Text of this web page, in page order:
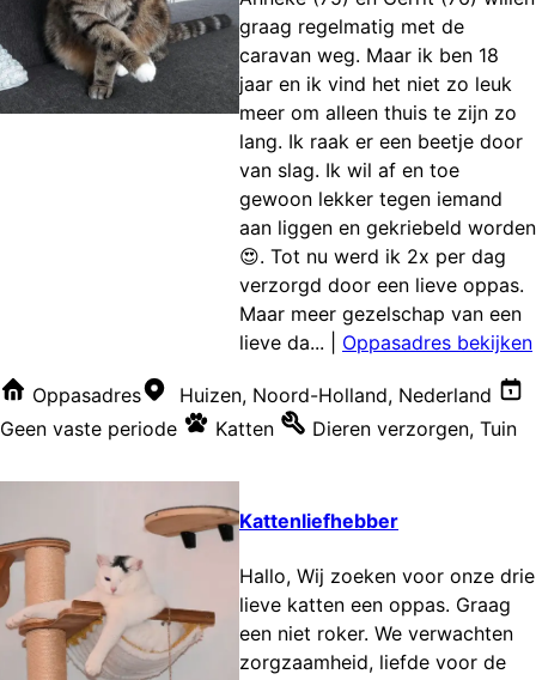
graag regelmatig met de
caravan weg. Maar ik ben 18
jaar en ik vind het niet zo leuk
meer om alleen thuis te zijn zo
lang. Ik raak er een beetje door
van slag. Ik wil af en toe
gewoon lekker tegen iemand
aan liggen en gekriebeld worden
😍. Tot nu werd ik 2x per dag
verzorgd door een lieve oppas.
Maar meer gezelschap van een
lieve da...
Oppasadres bekijken
Oppasadres
Huizen, Noord-Holland, Nederland
Geen vaste periode
Katten Dieren verzorgen, Tuin
Kattenliefhebber
Hallo, Wij zoeken voor onze drie
lieve katten een oppas. Graag
een niet roker. We verwachten
zorgzaamheid, liefde voor de